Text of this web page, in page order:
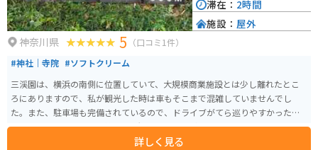
神奈川県 5 （口コミ1件）
#神社｜寺院 #ソフトクリーム
三渓園は、横浜の南側に位置していて、大規模商業施設とは少し離れたとこ
ろにありますので、私が観光した時は車もそこまで混雑していませんでし
た。また、駐車場も完備されているので、ドライブがてら巡りやすかったで
す。三渓園は四季折々の美しい景観を見ることができますので、まだ行かれ
ていない方はドライブがてら寄ってみてほしいです。
詳しく見る
滞在： 2時間
施設： 屋外